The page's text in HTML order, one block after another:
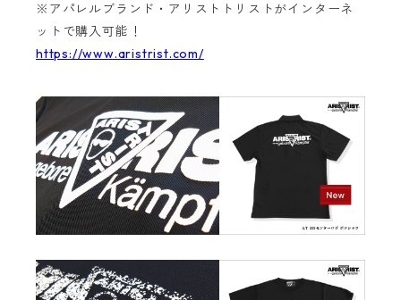
※アパレルブランド・アリストトリストがインターネ
ットで購入可能！
https://www.aristrist.com/